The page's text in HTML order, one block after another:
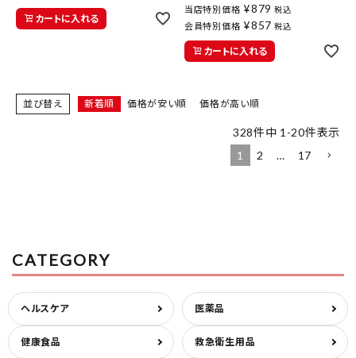
カートに入れる
当店特別価格 ¥879 税込
会員特別価格 ¥857 税込
カートに入れる
並び替え 新着順 価格が安い順 価格が高い順
328件中 1 -20件表示
1
2 … 17
CATEGORY
ヘルスケア 医薬品
健康食品 救急衛生用品